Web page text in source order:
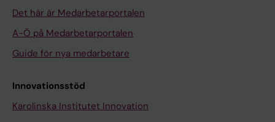
Det här är Medarbetarportalen
A-Ö på Medarbetarportalen
Guide för nya medarbetare
Innovationsstöd
Karolinska Institutet Innovation